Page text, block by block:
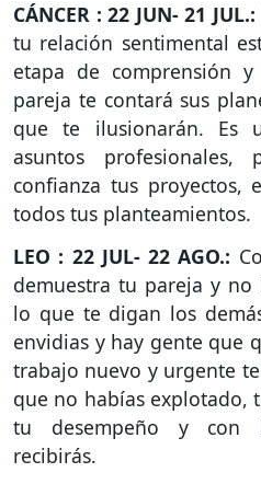
CÁNCER : 22 JUN- 21 JUL.:
tu relación sentimental
etapa de comprensión
pareja te contará sus
que te ilusionarán. Es
asuntos profesionales,
confianza tus proyectos,
todos tus planteamientos.
LEO : 22 JUL- 22 AGO.:
demuestra tu pareja y no
lo que te digan los
envidias y hay gente que
trabajo nuevo y urgente
que no habías explotado,
tu desempeño y con
recibirás.